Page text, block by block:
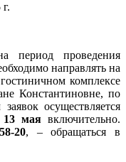
период проведения
направлять на
комплексе
Константиновне, по
осуществляется
13 мая включительно.
20, – обращаться в